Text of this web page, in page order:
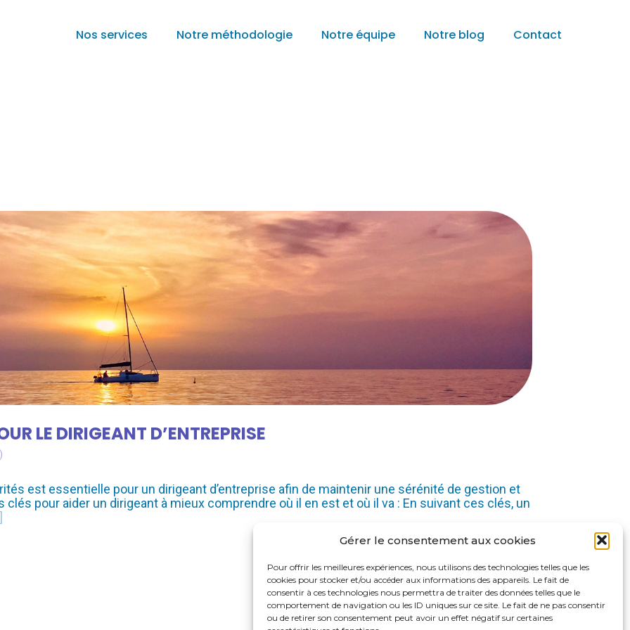
Gérer le consentement aux cookies
Pour offrir les meilleures expériences, nous utilisons des technologies telles que les
cookies pour stocker et/ou accéder aux informations des appareils. Le fait de
consentir à ces technologies nous permettra de traiter des données telles que le
comportement de navigation ou les ID uniques sur ce site. Le fait de ne pas consentir
ou de retirer son consentement peut avoir un effet négatif sur certaines
Nos services Notre méthodologie Notre équipe Notre blog Contact
LE DIRIGEANT D’ENTREPRISE
est essentielle pour un dirigeant d’entreprise afin de maintenir une sérénité de gestion et
pour aider un dirigeant à mieux comprendre où il en est et où il va : En suivant ces clés, un